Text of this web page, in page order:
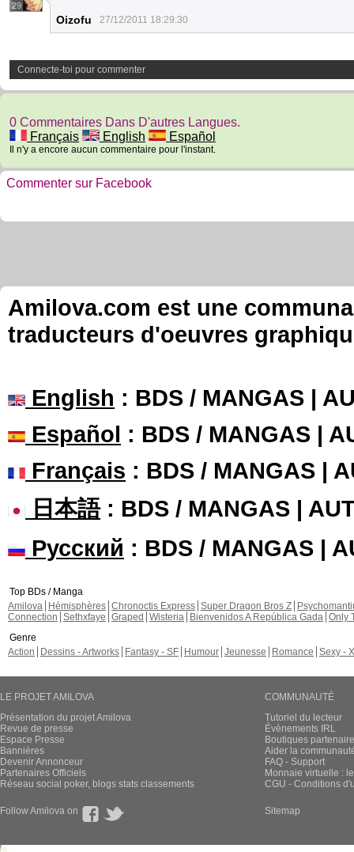
29
Oizofu 27/12/2011 18:29:30
Connecte-toi pour commenter
0 Commentaires Dans D'autres Langues.
Français
English Español
Il n'y a encore aucun commentaire pour l'instant.
Commenter sur Facebook
Amilova.com est une
traducteurs d'oeuvres
English : BDS / MANGAS |
Español : BDS / MANGAS |
Français : BDS / MANGAS |
日本語: BDS / MANGAS |
Русский : BDS / MANGAS |
Top BDs / Manga
Amilova
Hémisphères Chronoctis Express Super Dragon Bros Z
Connection Sethxfaye Graped Wisteria Bienvenidos A República Gada Only
Genre
Action
Dessins - Artworks Fantasy - SF Humour Jeunesse Romance Sexy -
LE PROJET AMILOVA
Présentation du projet Amilova
Revue de presse
Espace Presse
Bannières
Devenir Annonceur
Partenaires Officiels
Réseau social poker, blogs stats classements
COMMUNAUTÉ
Tutoriel du lecteur
Évènements IRL
Boutiques
Aider la
FAQ - Support
Monnaie virtuelle :
CGU - Conditions
Follow Amilova on Sitemap